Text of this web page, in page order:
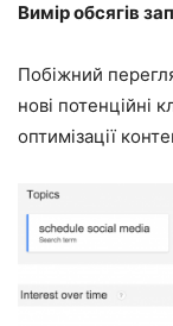
Вимір обсягів
Побіжний
нові потенційні
оптимізації